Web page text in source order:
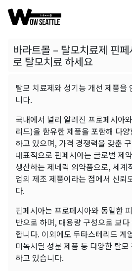
바라트몰 – 탈모치료제 핀
로 탈모치료 하세요
탈모 치료제와 성기능 개선 제품을
니다.
국내에서 널리 알려진 프로페시아
리드)을 함유한 제품을 포함해 다
하고 있으며, 가격 경쟁력을 갖춘
대표적으로 핀페시아는 글로벌 제
생산하는 제네릭 의약품으로, 세계
업의 제조 제품이라는 점에서 신뢰
다.
핀페시아는 프로페시아와 동일한
반으로 하며, 대용량 구성으로 보
합니다. 이외에도 두타스테리드 계
미녹시딜 성분 제품 등 다양한 탈
하고 있습니다.